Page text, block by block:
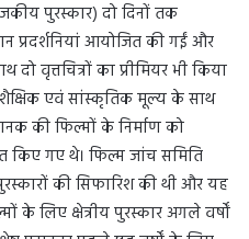
पुरस्कार) दो दिनों तक
प्रदर्शनियां आयोजित की गईं और
दो वृत्तचित्रों का प्रीमियर भी किया
एवं सांस्कृतिक मूल्य के साथ
की फिल्मों के निर्माण को
किए गए थे। फिल्म जांच समिति
की सिफारिश की थी और यह
के लिए क्षेत्रीय पुरस्कार अगले वर्षों